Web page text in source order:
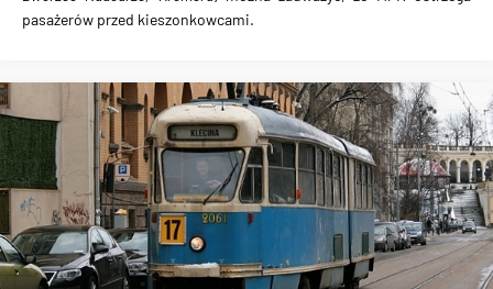
pasażerów przed kieszonkowcami.